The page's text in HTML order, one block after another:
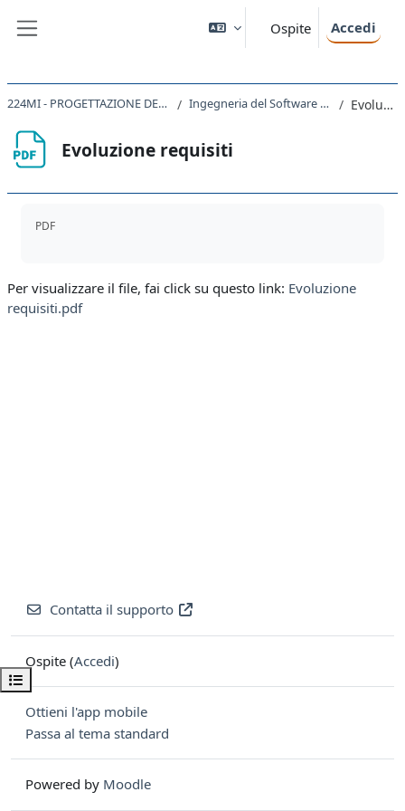
Ospite Accedi
Apri indice del corso
224MI - PROGETTAZIONE DEL SOFTWARE E DEI SISTEMI INFORMATIVI 2021 Ingegneria del Software 2 - Requisiti Specifiche Progettazione Evoluzione requisiti
Evoluzione requisiti
PDF
Per visualizzare il file, fai click su questo link: Evoluzione
requisiti.pdf
Contatta il supporto
Ospite (Accedi)
Ottieni l'app mobile
Passa al tema standard
Powered by Moodle